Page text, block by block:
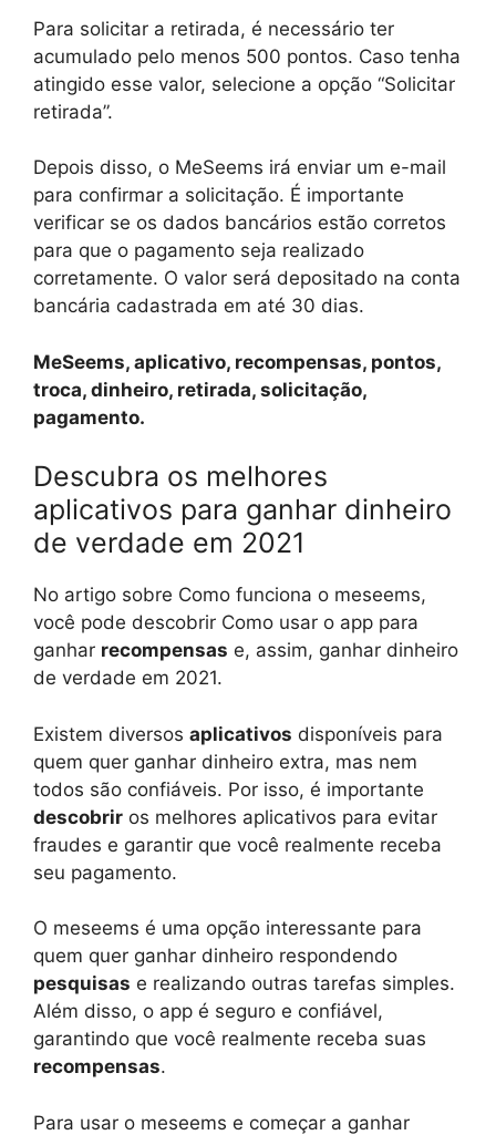
Para solicitar a retirada, é necessário ter
acumulado pelo menos 500 pontos. Caso tenha
atingido esse valor, selecione a opção “Solicitar
retirada”.
Depois disso, o MeSeems irá enviar um e-mail
para confirmar a solicitação. É importante
verificar se os dados bancários estão corretos
para que o pagamento seja realizado
corretamente. O valor será depositado na conta
bancária cadastrada em até 30 dias.
MeSeems, aplicativo, recompensas, pontos,
troca, dinheiro, retirada, solicitação,
pagamento.
Descubra os melhores
aplicativos para ganhar dinheiro
de verdade em 2021
No artigo sobre Como funciona o meseems,
você pode descobrir Como usar o app para
ganhar recompensas e, assim, ganhar dinheiro
de verdade em 2021.
Existem diversos aplicativos disponíveis para
quem quer ganhar dinheiro extra, mas nem
todos são confiáveis. Por isso, é importante
descobrir os melhores aplicativos para evitar
fraudes e garantir que você realmente receba
seu pagamento.
O meseems é uma opção interessante para
quem quer ganhar dinheiro respondendo
pesquisas e realizando outras tarefas simples.
Além disso, o app é seguro e confiável,
garantindo que você realmente receba suas
recompensas.
Para usar o meseems e começar a ganhar